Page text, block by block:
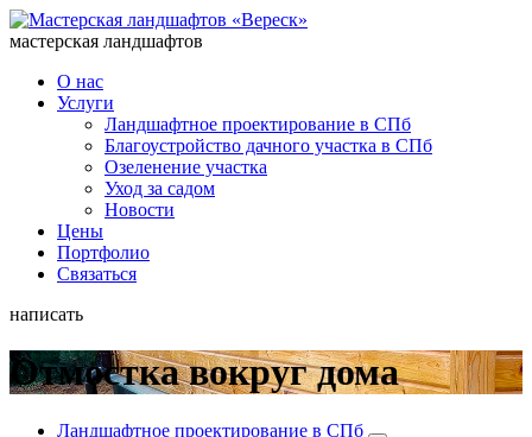
мастерская ландшафтов
О нас
Услуги
Ландшафтное проектирование в СПб
Благоустройство дачного участка в СПб
Озеленение участка
Уход за садом
Новости
Цены
Портфолио
Связаться
написать
Отмостка вокруг дома
Ландшафтное проектирование в СПб